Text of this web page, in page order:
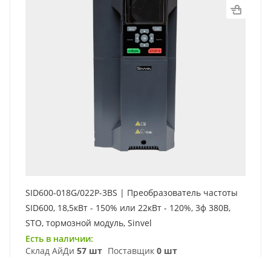
SID600-018G/022P-3BS | Преобразователь частоты
SID600, 18,5кВт - 150% или 22кВт - 120%, 3ф 380В,
STO, тормозной модуль, Sinvel
Есть в наличии:
Склад АйДи 57 шт Поставщик 0 шт